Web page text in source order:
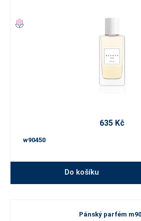
635 Kč
w90450
Do košíku
Pánský parfém